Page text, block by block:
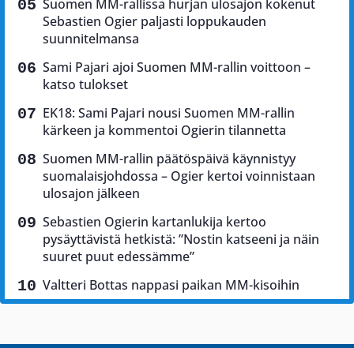
Suomen MM-rallissa hurjan ulosajon kokenut
Sebastien Ogier paljasti loppukauden
suunnitelmansa
Sami Pajari ajoi Suomen MM-rallin voittoon –
katso tulokset
EK18: Sami Pajari nousi Suomen MM-rallin
kärkeen ja kommentoi Ogierin tilannetta
Suomen MM-rallin päätöspäivä käynnistyy
suomalaisjohdossa – Ogier kertoi voinnistaan
ulosajon jälkeen
Sebastien Ogierin kartanlukija kertoo
pysäyttävistä hetkistä: ”Nostin katseeni ja näin
suuret puut edessämme”
Valtteri Bottas nappasi paikan MM-kisoihin